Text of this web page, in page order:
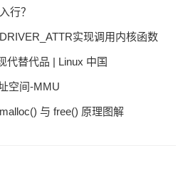
行？
实现调用内核函数
代替代品 | Linux 中国
空间-MMU
与 free() 原理图解